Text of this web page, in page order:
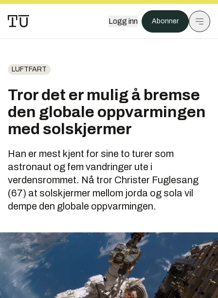
Logg inn Abonner
LUFTFART
Tror det er mulig å bremse
den globale oppvarmingen
med solskjermer
Han er mest kjent for sine to turer som
astronaut og fem vandringer ute i
verdensrommet. Nå tror Christer Fuglesang
(67) at solskjermer mellom jorda og sola vil
dempe den globale oppvarmingen.